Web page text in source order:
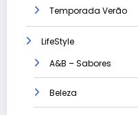
Temporada Verão
LifeStyle
A&B – Sabores
Beleza